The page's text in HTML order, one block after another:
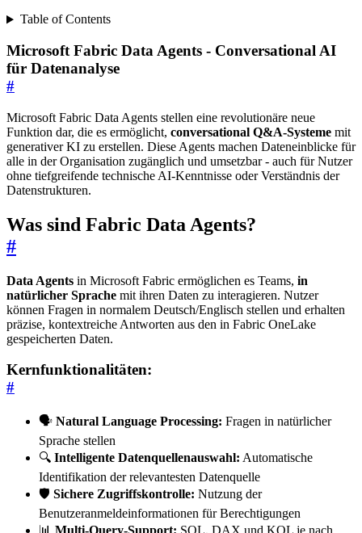
Table of Contents
Microsoft Fabric Data Agents - Conversational AI
für Datenanalyse
#
Microsoft Fabric Data Agents stellen eine revolutionäre neue
Funktion dar, die es ermöglicht, conversational Q&A-Systeme mit
generativer KI zu erstellen. Diese Agents machen Dateneinblicke für
alle in der Organisation zugänglich und umsetzbar - auch für Nutzer
ohne tiefgreifende technische AI-Kenntnisse oder Verständnis der
Datenstrukturen.
Was sind Fabric Data Agents?
#
Data Agents in Microsoft Fabric ermöglichen es Teams, in
natürlicher Sprache mit ihren Daten zu interagieren. Nutzer
können Fragen in normalem Deutsch/Englisch stellen und erhalten
präzise, kontextreiche Antworten aus den in Fabric OneLake
gespeicherten Daten.
Kernfunktionalitäten:
#
🗣️ Natural Language Processing: Fragen in natürlicher
Sprache stellen
🔍 Intelligente Datenquellenauswahl: Automatische
Identifikation der relevantesten Datenquelle
🛡️ Sichere Zugriffskontrolle: Nutzung der
Benutzeranmeldeinformationen für Berechtigungen